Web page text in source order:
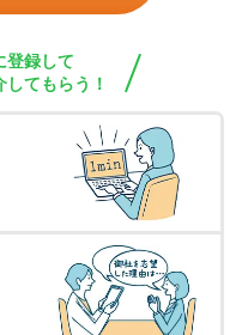
登録して
てもらう！